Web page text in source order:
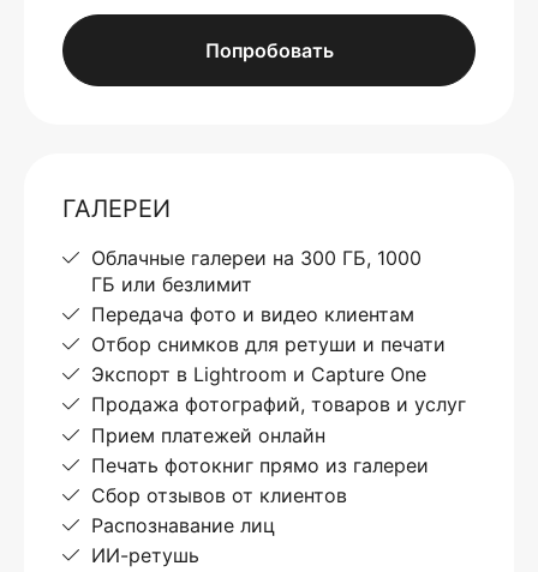
Попробовать
ГАЛЕРЕИ
Облачные галереи на 300 ГБ, 1000
ГБ или безлимит
Передача фото и видео клиентам
Отбор снимков для ретуши и печати
Экспорт в Lightroom и Capture One
Продажа фотографий, товаров и услуг
Прием платежей онлайн
Печать фотокниг прямо из галереи
Сбор отзывов от клиентов
Распознавание лиц
ИИ-ретушь